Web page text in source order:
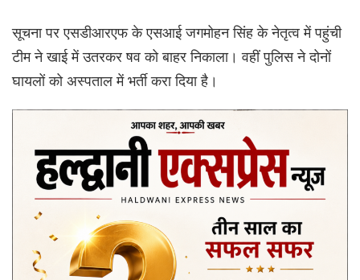
सूचना पर एसडीआरएफ के एसआई जगमोहन सिंह के नेतृत्व में पहुंची
टीम ने खाई में उतरकर षव को बाहर निकाला। वहीं पुलिस ने दोनों
घायलों को अस्पताल में भर्ती करा दिया है।